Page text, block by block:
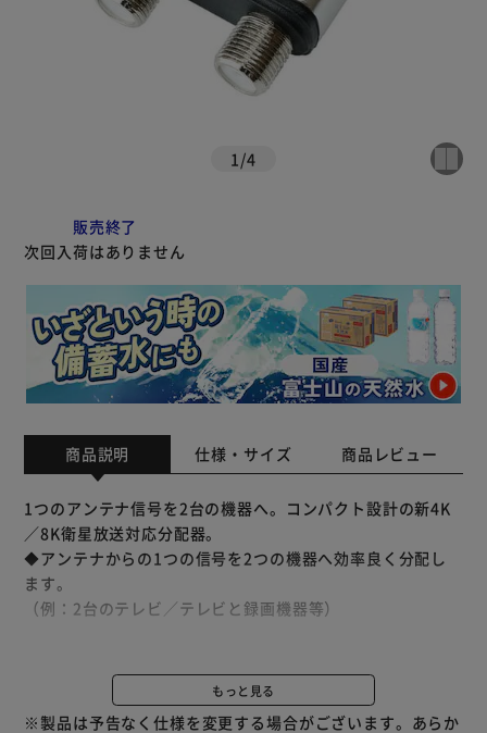
1 /4
販売終了
次回入荷はありません
商品説明 仕様・サイズ 商品レビュー
1つのアンテナ信号を2台の機器へ。コンパクト設計の新4K
／8K衛星放送対応分配器。
◆アンテナからの1つの信号を2つの機器へ効率良く分配し
ます。
（例：2台のテレビ／テレビと録画機器等）
従来の地デジ、BS、CS放送に加えて、最新の4K／8K放送に
も対応しています。
もっと見る
※製品は予告なく仕様を変更する場合がございます。あらか